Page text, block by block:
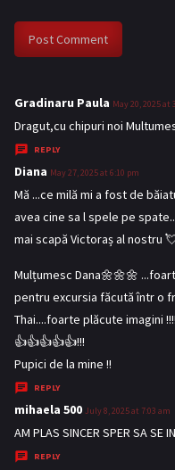
Gradinaru Paula s
a
s
:
May 20, 2025 at
Dragut,cu chipuri noi
REPLY
Diana s
a
y
s
May 27, 2025 at 6:10 pm
Mă ...ce milă mi a fost de
avea cine sa l spele pe
mai scapă Victoraș al nostru
Mulțumesc Dana🌼🌼🌼
pentru excursia făcută într o
Thai....foarte plăcute imagini !!!!
👍👍👍👍👍!!!
Pupici de la mine !!
REPLY
mihaela 500s
a
July 8, 2025 at 7:03 am
AM PLAS SINCER SPER SA SE
REPLY